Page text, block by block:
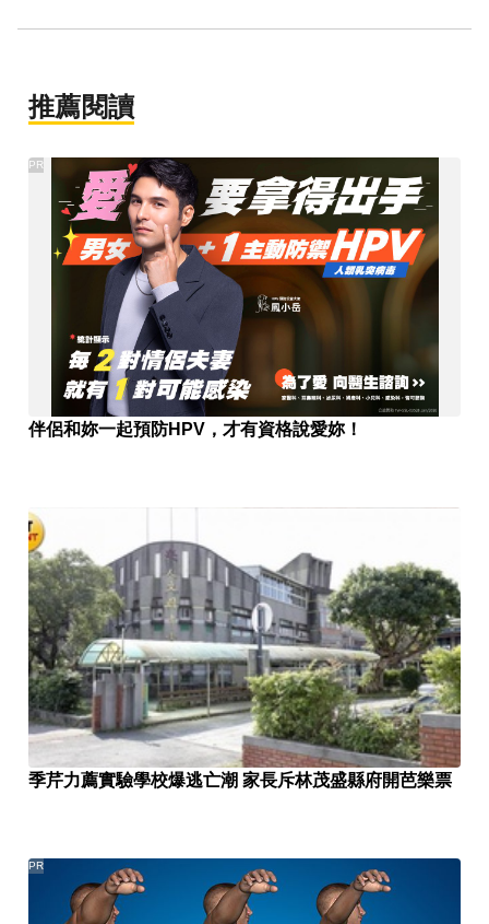
推薦閱讀
伴侶和妳一起預防HPV，才有資格說愛妳！
PR
季芹力薦實驗學校爆逃亡潮 家長斥林茂盛縣府開芭樂票
PR